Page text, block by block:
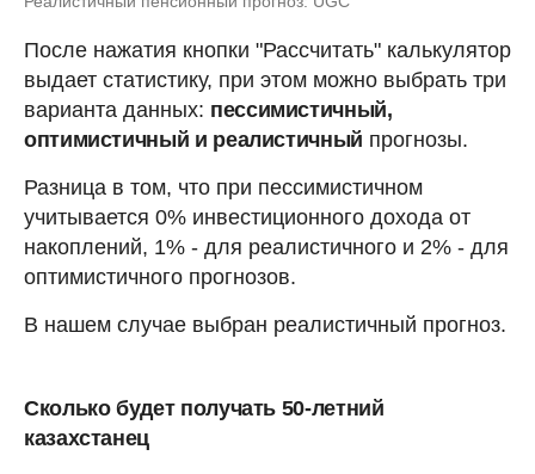
После нажатия кнопки "Рассчитать" калькулятор
выдает статистику, при этом можно выбрать три
варианта данных: пессимистичный,
оптимистичный и реалистичный прогнозы.
Разница в том, что при пессимистичном
учитывается 0% инвестиционного дохода от
накоплений, 1% - для реалистичного и 2% - для
оптимистичного прогнозов.
В нашем случае выбран реалистичный прогноз.
Сколько будет получать 50-летний
казахстанец